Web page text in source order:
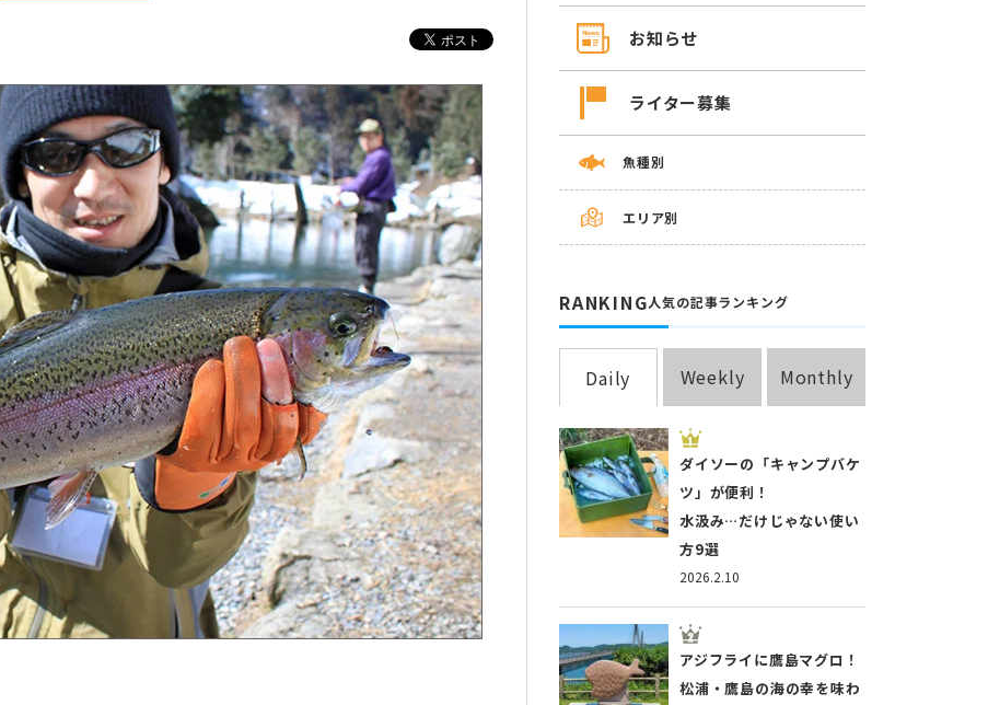
お知らせ
ライター募集
魚種別
エリア別
RANKING人気の記事ランキング
Daily Weekly Monthly
2026.2.10
ダイソーの「キャンプバケ
ツ」が便利！
水汲み…だけじゃない使い
方9選
アジフライに鷹島マグロ！
松浦・鷹島の海の幸を味わ